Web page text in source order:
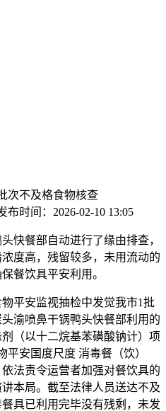
次不及格食物核查
布时间： 2026-02-10 13:05
餐部自动进行了缘由排查，
度高，残留较多，未用流动的
餐饮具平安利用。
安监视抽检中发觉我市1批
渝喷鼻干锅鸭头快餐部利用的
（以十二烷基苯磺酸钠计）项
平安国度尺度 消毒餐（饮）
法责令运营者加强对餐饮具的
本局。截至法律人员送达不及
具已利用完毕没有残剩，未发